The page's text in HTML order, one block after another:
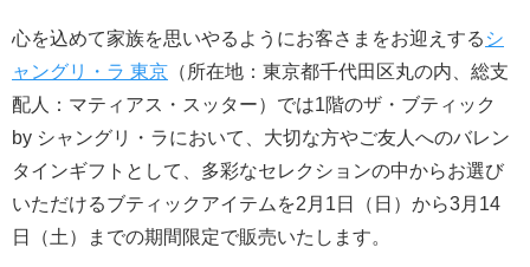
心を込めて家族を思いやるようにお客さまをお迎えする シ
ャングリ・ラ 東京 （所在地：東京都千代田区丸の内、総支
配人：マティアス・スッター）では1階のザ・ブティック
by シャングリ・ラにおいて、大切な方やご友人へのバレン
タインギフトとして、多彩なセレクションの中からお選び
いただけるブティックアイテムを2月1日（日）から3月14
日（土）までの期間限定で販売いたします。